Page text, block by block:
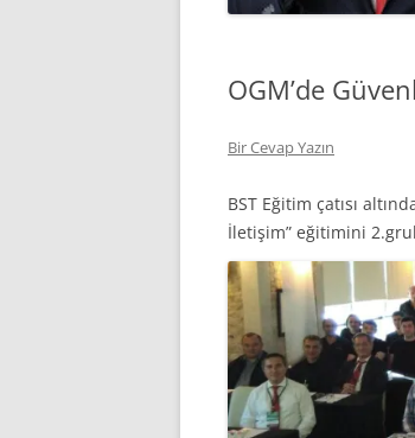
OGM’de
Bir Cevap Yazın
BST Eğitim çatısı
İletişim” eğitimini